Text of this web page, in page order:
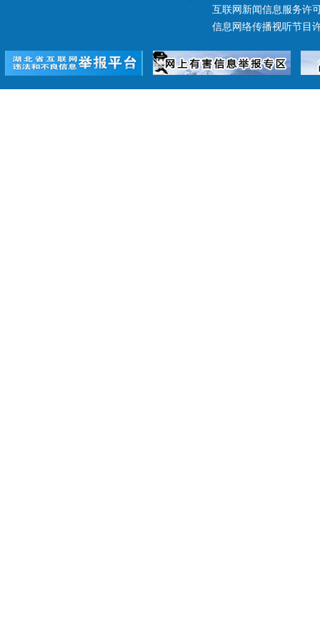
互联网新闻信息服务许
信息网络传播视听节目